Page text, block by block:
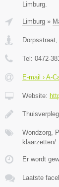
Limburg.
Limburg »
Dorpsstraat,
Tel: 0472-
E-mail › A-
Website:
Wondzorg,
klaarzetten/
Er wordt
Laatste